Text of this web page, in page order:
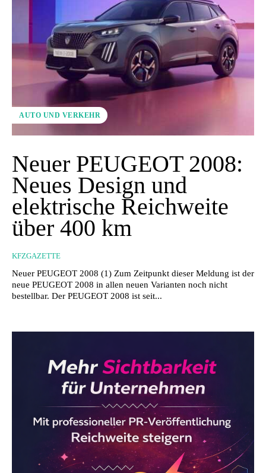
AUTO UND VERKEHR
Neuer PEUGEOT 2008:
Neues Design und
elektrische Reichweite
über 400 km
KFZGAZETTE
Neuer PEUGEOT 2008 (1) Zum Zeitpunkt dieser Meldung ist der
neue PEUGEOT 2008 in allen neuen Varianten noch nicht
bestellbar. Der PEUGEOT 2008 ist seit...